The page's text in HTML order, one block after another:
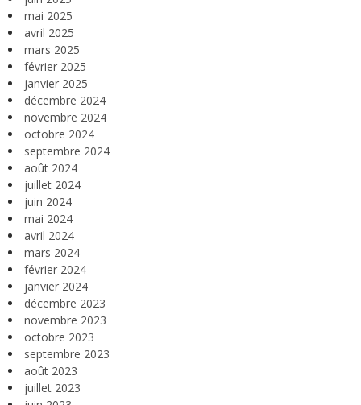
mai 2025
avril 2025
mars 2025
février 2025
janvier 2025
décembre 2024
novembre 2024
octobre 2024
septembre 2024
août 2024
juillet 2024
juin 2024
mai 2024
avril 2024
mars 2024
février 2024
janvier 2024
décembre 2023
novembre 2023
octobre 2023
septembre 2023
août 2023
juillet 2023